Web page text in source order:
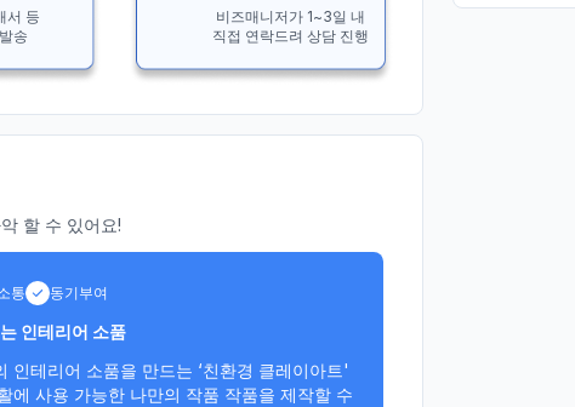
서 등
송
비즈매니저가 1~3일 내
직접 연락드려 상담 진행
할 수 있어요!
통 동기부여
인테리어 소품
인테리어 소품을 만드는 ‘친환경 클레이아트'
에 사용 가능한 나만의 작품 작품을 제작할 수